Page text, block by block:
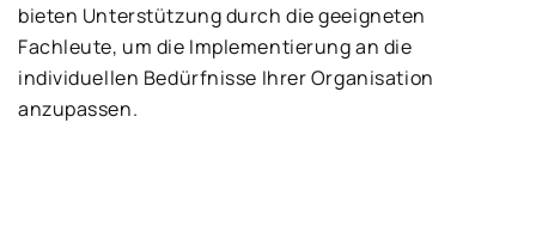
bieten Unterstützung durch die geeigneten
Fachleute, um die Implementierung an die
individuellen Bedürfnisse Ihrer Organisation
anzupassen.